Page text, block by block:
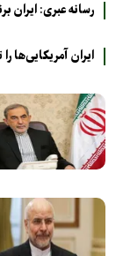
رسانه عبری: ایران
ایران آمریکایی‌ها